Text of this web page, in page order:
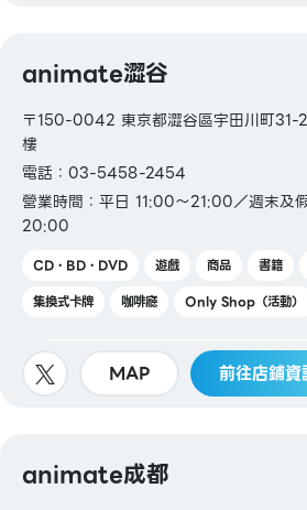
animate澀谷
〒150-0042 東京都澀谷區宇田川町31-
樓
電話：03-5458-2454
營業時間：平日 11:00～21:00／週末及
20:00
CD・BD・DVD 遊戲 商品 書籍
集換式卡牌
咖啡廳 Only Shop（活動）
MAP 前往店鋪資
animate成都